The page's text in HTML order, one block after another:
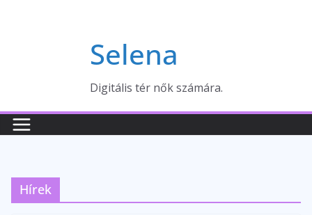
Selena
Digitális tér nők számára.
Hírek